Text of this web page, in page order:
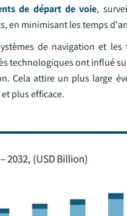
de départ de voie,
en minimisant les temps
de navigation et
technologiques ont influé
Cela attire un plus large
plus efficace.